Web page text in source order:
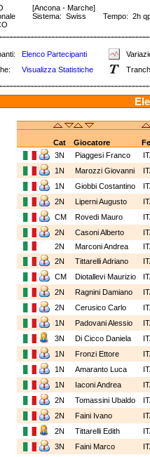
[Ancona - Marche]
Sistema: Swiss Tempo: 2h
Elenco Partecipanti
Visualizza Statistiche
Cat Giocatore
3N
Piaggesi Franco
1N
Marozzi Giovanni
1N
Giobbi Costantino
2N
Liperni Augusto
CM
Rovedi Mauro
2N
Casoni Alberto
2N
Marconi Andrea
2N
Tittarelli Adriano
CM
Diotallevi Maurizio
2N
Ragnini Damiano
2N
Cerusico Carlo
1N
Padovani Alessio
3N
Di Cicco Daniela
1N
Fronzi Ettore
1N
Amaranto Luca
1N
Iaconi Andrea
2N
Tomassini Ubaldo
2N
Faini Ivano
2N
Tittarelli Edith
3N
Faini Marco